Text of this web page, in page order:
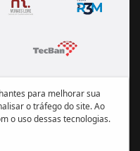
para melhorar sua
o tráfego do site. Ao
o uso dessas tecnologias.